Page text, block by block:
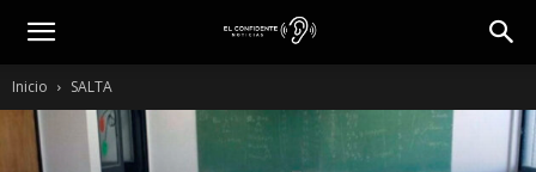
Inicio SALTA